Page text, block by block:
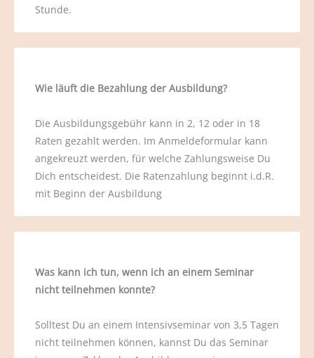
Stunde.
Wie läuft die Bezahlung der Ausbildung?
Die Ausbildungsgebühr kann in 2, 12 oder in 18
Raten gezahlt werden. Im Anmeldeformular kann
angekreuzt werden, für welche Zahlungsweise Du
Dich entscheidest. Die Ratenzahlung beginnt i.d.R.
mit Beginn der Ausbildung
Was kann ich tun, wenn ich an einem Seminar
nicht teilnehmen konnte?
Solltest Du an einem Intensivseminar von 3,5 Tagen
nicht teilnehmen können, kannst Du das Seminar